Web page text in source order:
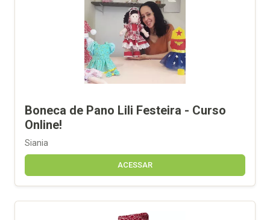
Boneca de Pano Lili Festeira - Curso
Online!
Siania
ACESSAR